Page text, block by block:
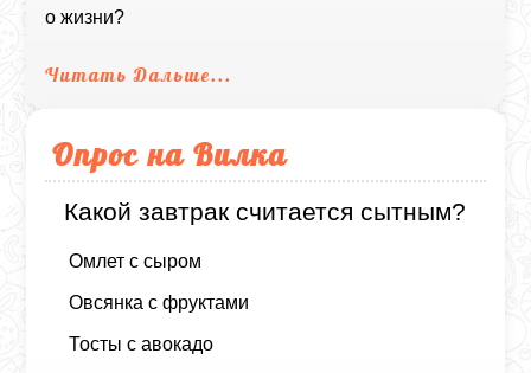
о жизни?
Читать Дальше...
Опрос на Вилка
Какой завтрак считается сытным?
Омлет с сыром
Овсянка с фруктами
Тосты с авокадо